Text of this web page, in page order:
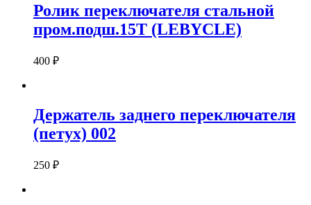
Ролик переключателя стальной
пром.подш.15T (LEBYCLE)
400 ₽
Держатель заднего переключателя
(петух) 002
250 ₽